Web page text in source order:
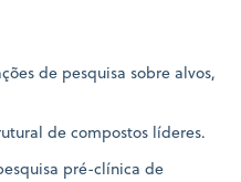
de pesquisa sobre alvos,
de compostos líderes.
pré-clínica de